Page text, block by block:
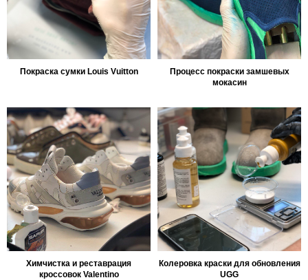
Покраска сумки Louis Vuitton
Процесс покраски замшевых
мокасин
Химчистка и реставрация
кроссовок Valentino
Колеровка краски для обновления
UGG